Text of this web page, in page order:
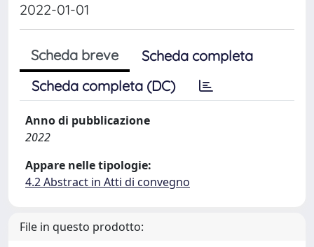
2022-01-01
Scheda breve
Scheda completa
Scheda completa (DC)
Anno di pubblicazione
2022
Appare nelle tipologie:
4.2 Abstract in Atti di convegno
File in questo prodotto: